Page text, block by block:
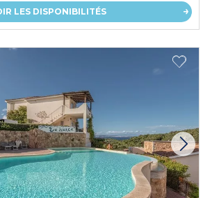
LES DISPONIBILITÉS